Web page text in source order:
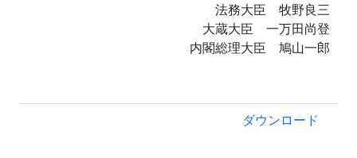
法務大臣 牧野良三
大蔵大臣 一万田尚登
内閣総理大臣 鳩山一郎
ダウンロード